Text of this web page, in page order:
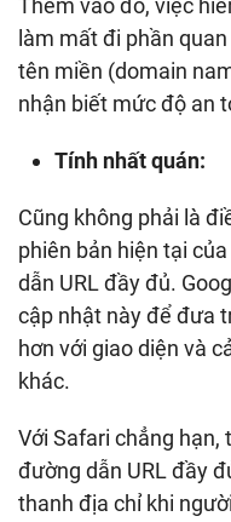
Thêm vào đó, việc
làm mất đi phần
tên miền (domain
nhận biết mức độ an
Tính nhất quán:
Cũng không phải là
phiên bản hiện tại
dẫn URL đầy đủ.
cập nhật này để đưa
hơn với giao diện và
khác.
Với Safari chẳng hạn,
đường dẫn URL đầy
thanh địa chỉ khi